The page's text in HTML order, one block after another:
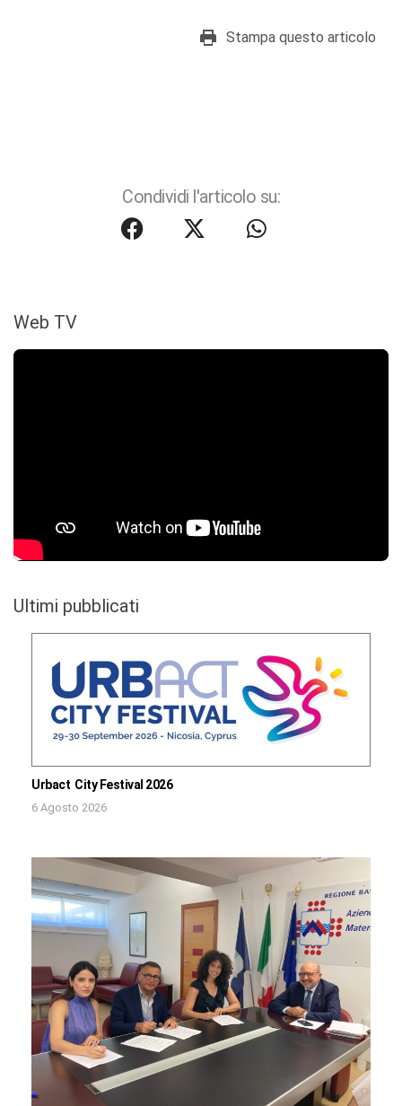
Stampa questo articolo
Condividi l'articolo su:
Web TV
Ultimi pubblicati
Urbact City Festival 2026
6 Agosto 2026